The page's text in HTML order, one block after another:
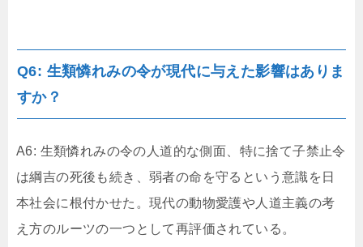
Q6: 生類憐れみの令が現代に与えた影響はありま
すか？
A6: 生類憐れみの令の人道的な側面、特に捨て子禁止令
は綱吉の死後も続き、弱者の命を守るという意識を日
本社会に根付かせた。現代の動物愛護や人道主義の考
え方のルーツの一つとして再評価されている。